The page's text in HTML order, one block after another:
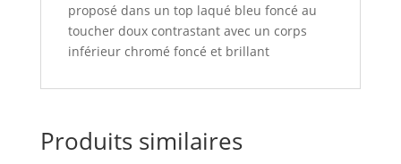
proposé dans un top laqué bleu foncé au
toucher doux contrastant avec un corps
inférieur chromé foncé et brillant
Produits similaires